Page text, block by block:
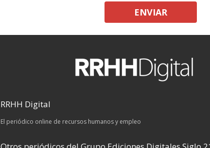
ENVIAR
RRHH Digital
El periódico online de recursos humanos y empleo